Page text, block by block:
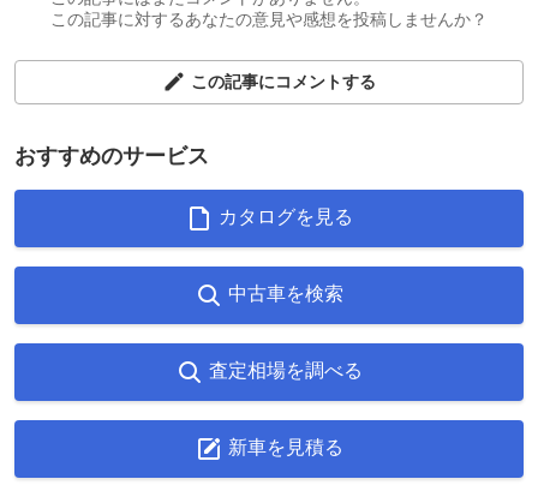
この記事に対するあなたの意見や感想を投稿しませんか？
この記事にコメントする
おすすめのサービス
カタログを見る
中古車を検索
査定相場を調べる
新車を見積る